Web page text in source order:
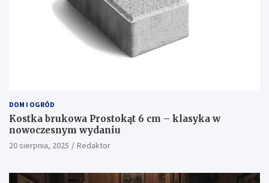
DOM I OGRÓD
Kostka brukowa Prostokąt 6 cm – klasyka w
nowoczesnym wydaniu
20 sierpnia, 2025 Redaktor